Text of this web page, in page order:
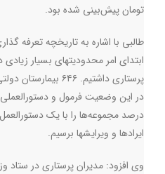
تومان پیش‌بینی شده بود.
طالبی با اشاره به تاریخچه تعرفه
ابتدای امر محدودیتهای بسیار
درصد مجموعه‌‌‌ها را با یک
ایرادها و ویرایشها برسیم.
وی افزود: مدیران پرستاری در ستاد